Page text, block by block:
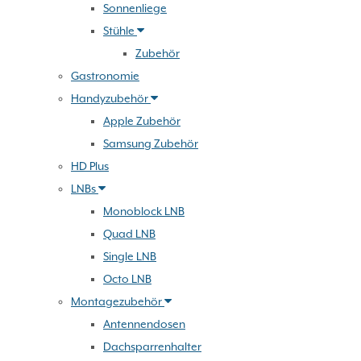
Sonnenliege
Stühle
Zubehör
Gastronomie
Handyzubehör
Apple Zubehör
Samsung Zubehör
HD Plus
LNBs
Monoblock LNB
Quad LNB
Single LNB
Octo LNB
Montagezubehör
Antennendosen
Dachsparrenhalter